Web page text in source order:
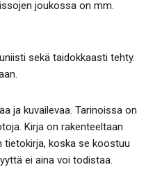
joukossa on mm.
sekä taidokkaasti tehty.
ja kuvailevaa. Tarinoissa on
Kirja on rakenteeltaan
tietokirja, koska se koostuu
ei aina voi todistaa.